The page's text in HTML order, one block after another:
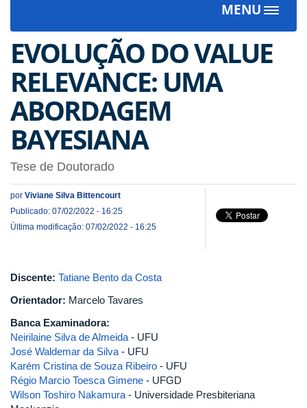
MENU
Toggle
EVOLUÇÃO DO VALUE
RELEVANCE: UMA
ABORDAGEM
BAYESIANA
Tese de Doutorado
por Viviane Silva Bittencourt
Publicado: 07/02/2022 - 16:25
Última modificação: 07/02/2022 - 16:25
Discente: Tatiane Bento da Costa
Orientador: Marcelo Tavares
Banca Examinadora:
Neirilaine Silva de Almeida - UFU
José Waldemar da Silva - UFU
Karém Cristina de Souza Ribeiro - UFU
Régio Marcio Toesca Gimene - UFGD
Wilson Toshiro Nakamura - Universidade Presbiteriana